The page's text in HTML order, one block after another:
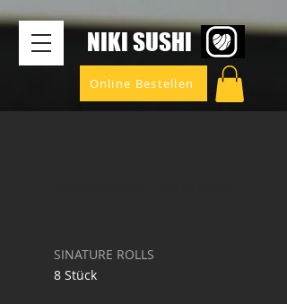
​NIKI SUSHI
Online Bestellen
SINATURE ROLLS
8 Stück